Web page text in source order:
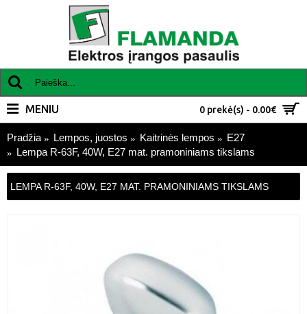
0 prekė(s) - 0.00€
MENIU
Pradžia Lempos, juostos Kaitrinės lempos
E27
Lempa R-63F, 40W, E27 mat. pramoniniams tikslams
LEMPA R-63F, 40W, E27 MAT. PRAMONINIAMS TIKSLAMS